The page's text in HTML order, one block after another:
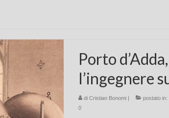
Porto
l’ingegnere
di Cristian Bonomi| postato in:
0